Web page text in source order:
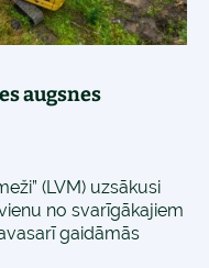
augsnes
(LVM) uzsākusi
no svarīgākajiem
gaidāmās